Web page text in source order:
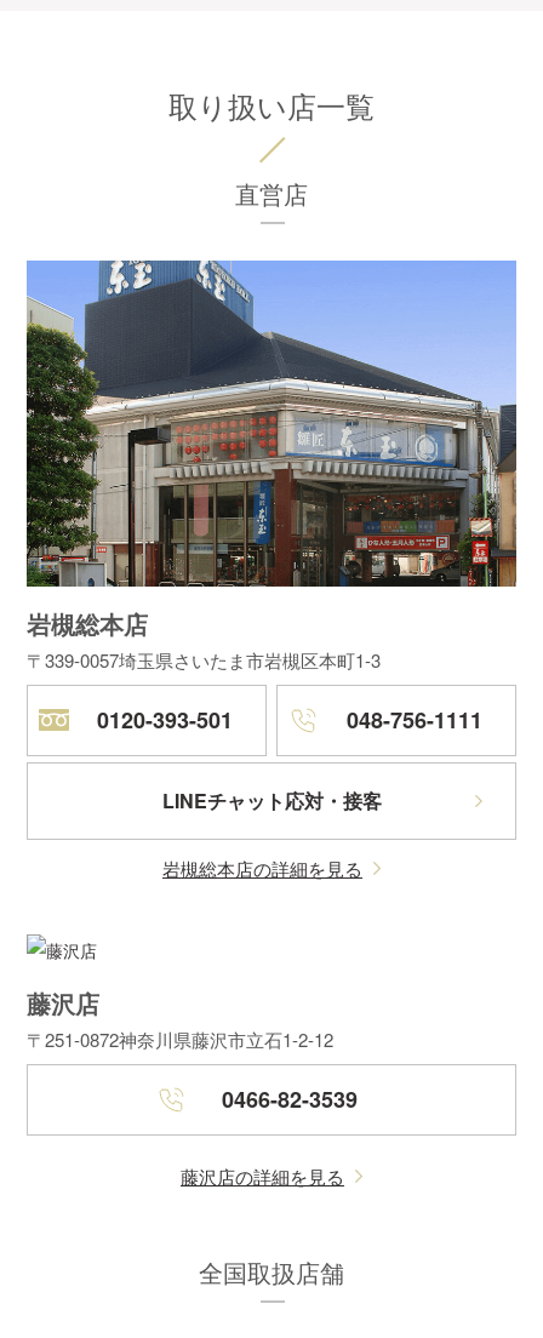
取り扱い店一覧
直営店
岩槻総本店
〒339-0057埼玉県さいたま市岩槻区本町1-3
0120-393-501 048-756-1111
LINEチャット応対・接客
岩槻総本店の詳細を見る
藤沢店
〒251-0872神奈川県藤沢市立石1-2-12
0466-82-3539
藤沢店の詳細を見る
全国取扱店舗